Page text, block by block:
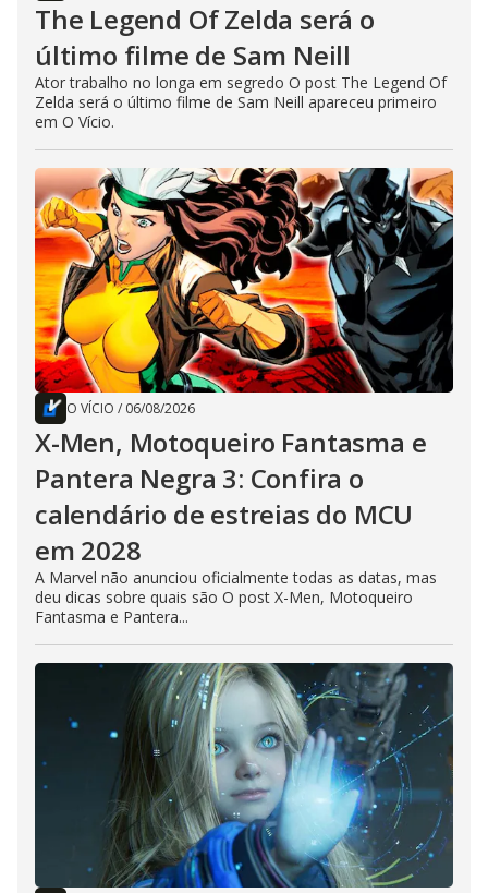
The Legend Of Zelda será o
último filme de Sam Neill
Ator trabalho no longa em segredo O post The Legend Of
Zelda será o último filme de Sam Neill apareceu primeiro
em O Vício.
O VÍCIO / 06/08/2026
X-Men, Motoqueiro Fantasma e
Pantera Negra 3: Confira o
calendário de estreias do MCU
em 2028
A Marvel não anunciou oficialmente todas as datas, mas
deu dicas sobre quais são O post X-Men, Motoqueiro
Fantasma e Pantera...